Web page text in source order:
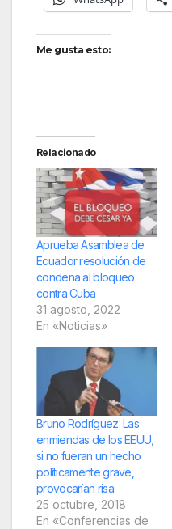
Me gusta esto:
Relacionado
Aprueba Asamblea de
Ecuador resolución de
condena al bloqueo
contra Cuba
31 agosto, 2022
En «Noticias»
Bruno Rodríguez: Las
enmiendas de los EEUU,
si no fueran un hecho
políticamente grave,
provocarían risa
25 octubre, 2018
En «Conferencias de